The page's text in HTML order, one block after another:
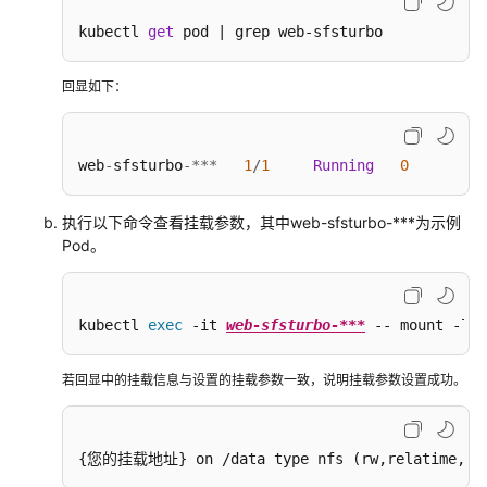
概
态
存
储
使
速
文
存
kubectl get pod | grep web-sfsturbo
回显如下：
web-sfsturbo-*** 1 /1 Running 0
执行以下命令查看挂载参数，其中web-sfsturbo-***为示例
Pod。
kubectl exec -it web-sfsturbo-*** -- mount -l |
若回显中的挂载信息与设置的挂载参数一致，说明挂载参数设置成功。
{您的挂载地址} on /data type nfs